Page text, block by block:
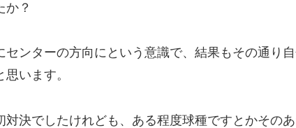
か？
センターの方向にという意識で、結果もその通り
います。
決でしたけれども、ある程度球種ですとかその